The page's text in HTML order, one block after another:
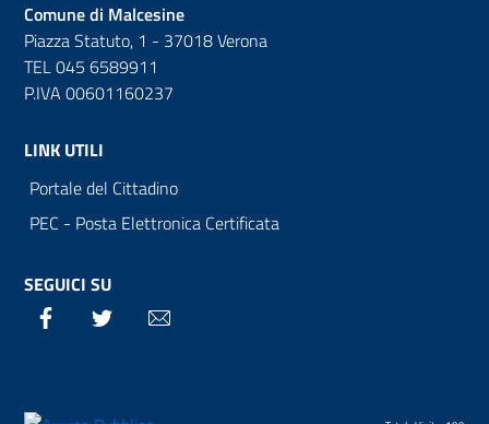
Comune di Malcesine
Piazza Statuto, 1 - 37018 Verona
TEL 045 6589911
P.IVA 00601160237
LINK UTILI
Portale del Cittadino
PEC - Posta Elettronica Certificata
SEGUICI SU
Facebook Twitter